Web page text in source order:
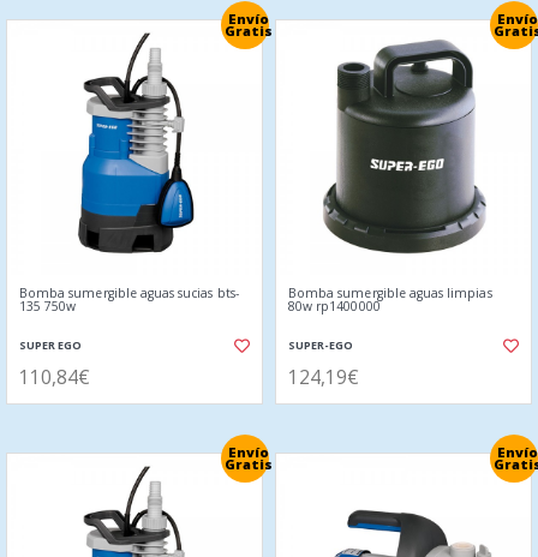
Envío
Gratis
Bomba sumergible aguas sucias bts-
135 750w
SUPER EGO
110,84€
Envío
Bomba sumergible aguas limpias
80w rp1400000
SUPER-EGO
124,19€
Envío
Gratis
Envío